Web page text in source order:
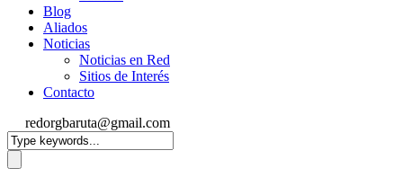
Blog
Aliados
Noticias
Noticias en Red
Sitios de Interés
Contacto
redorgbaruta@gmail.com